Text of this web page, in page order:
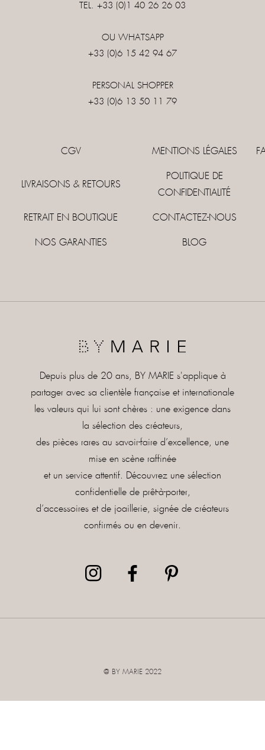
TEL. +33 (0)1 40 26 26 03
OU WHATSAPP
+33 (0)6 15 42 94 67
PERSONAL SHOPPER
+33 (0)6 13 50 11 79
CGV
LIVRAISONS & RETOURS
RETRAIT EN BOUTIQUE
NOS GARANTIES
MENTIONS LÉGALES
POLITIQUE DE
CONFIDENTIALITÉ
CONTACTEZ-NOUS
BLOG
Depuis plus de 20 ans, BY MARIE s'applique à
partager avec sa clientèle française et internationale
les valeurs qui lui sont chères : une exigence dans
la sélection des créateurs,
des pièces rares au savoir-faire d’excellence, une
mise en scène raffinée
et un service attentif. Découvrez une sélection
confidentielle de prêt-à-porter,
d’accessoires et de joaillerie, signée de créateurs
confirmés ou en devenir.
@ BY MARIE 2022